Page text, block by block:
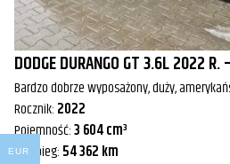
DODGE DURANGO GT 3.6L 2022 R.
Bardzo dobrze wyposażony, duży,
Rocznik: 2022
Pojemność:3 604 cm³
Przebieg: 54 362 km
EUR